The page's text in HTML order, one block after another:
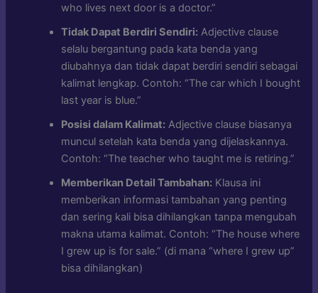
who lives next door is a doctor.”
Tidak Dapat Berdiri Sendiri: Adjective clause
selalu bergantung pada kata benda yang
diubahnya dan tidak dapat berdiri sendiri sebagai
kalimat lengkap. Contoh: “The car which I bought
last year is blue.”
Posisi dalam Kalimat: Adjective clause biasanya
muncul setelah kata benda yang dijelaskannya.
Contoh: “The teacher who taught me is retiring.”
Memberikan Detail Tambahan: Klausa ini
memberikan informasi tambahan yang penting
dan sering kali bisa dihilangkan tanpa mengubah
makna utama kalimat. Contoh: “The house where
I grew up is for sale.” (di mana “where I grew up”
bisa dihilangkan)